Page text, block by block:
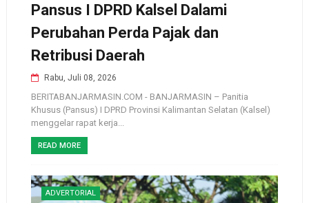
Pansus I DPRD Kalsel Dalami
Perubahan Perda Pajak dan
Retribusi Daerah
Rabu, Juli 08, 2026
BERITABANJARMASIN.COM - BANJARMASIN – Panitia
Khusus (Pansus) I DPRD Provinsi Kalimantan Selatan (Kalsel)
menggelar rapat kerja...
READ MORE
ADVERTORIAL